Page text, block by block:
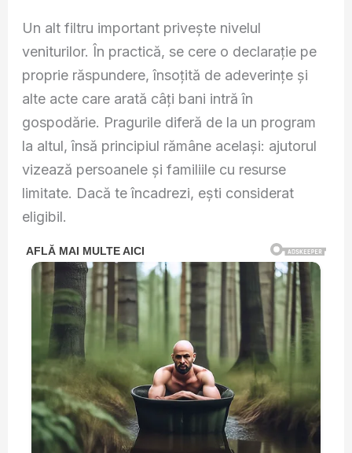
Un alt filtru important privește nivelul
veniturilor. În practică, se cere o declarație pe
proprie răspundere, însoțită de adeverințe și
alte acte care arată câți bani intră în
gospodărie. Pragurile diferă de la un program
la altul, însă principiul rămâne același: ajutorul
vizează persoanele și familiile cu resurse
limitate. Dacă te încadrezi, ești considerat
eligibil.